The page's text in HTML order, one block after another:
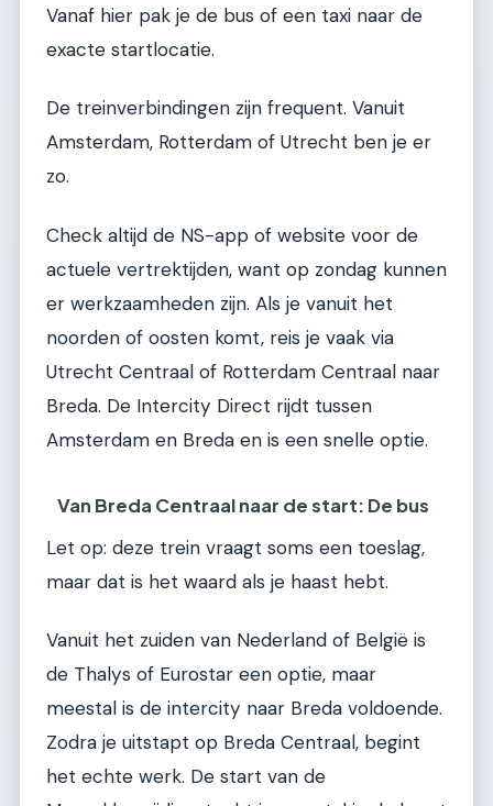
Vanaf hier pak je de bus of een taxi naar de
exacte startlocatie.
De treinverbindingen zijn frequent. Vanuit
Amsterdam, Rotterdam of Utrecht ben je er
zo.
Check altijd de NS-app of website voor de
actuele vertrektijden, want op zondag kunnen
er werkzaamheden zijn. Als je vanuit het
noorden of oosten komt, reis je vaak via
Utrecht Centraal of Rotterdam Centraal naar
Breda. De Intercity Direct rijdt tussen
Amsterdam en Breda en is een snelle optie.
Van Breda Centraal naar de start: De bus
Let op: deze trein vraagt soms een toeslag,
maar dat is het waard als je haast hebt.
Vanuit het zuiden van Nederland of België is
de Thalys of Eurostar een optie, maar
meestal is de intercity naar Breda voldoende.
Zodra je uitstapt op Breda Centraal, begint
het echte werk. De start van de